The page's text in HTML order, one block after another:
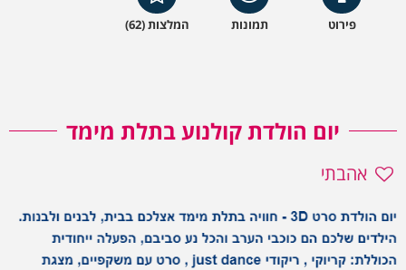
פירוט תמונות המלצות (62)
יום הולדת קולנוע בתלת מימד
אהבתי